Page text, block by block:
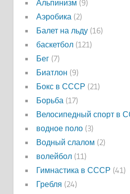
Альпинизм (9)
Аэробика(2)
Балет на льду(16)
баскетбол(121)
Бег(7)
Биатлон (9)
Бокс в СССР (21)
Борьба(17)
Велосипедный спорт в
водное поло(3)
Водный слалом (2)
волейбол(11)
Гимнастика в СССР (41)
Гребля (24)